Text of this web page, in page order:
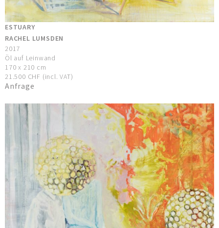
ESTUARY
RACHEL LUMSDEN
2017
Öl auf Leinwand
170 x 210 cm
21.500 CHF (incl. VAT)
Anfrage